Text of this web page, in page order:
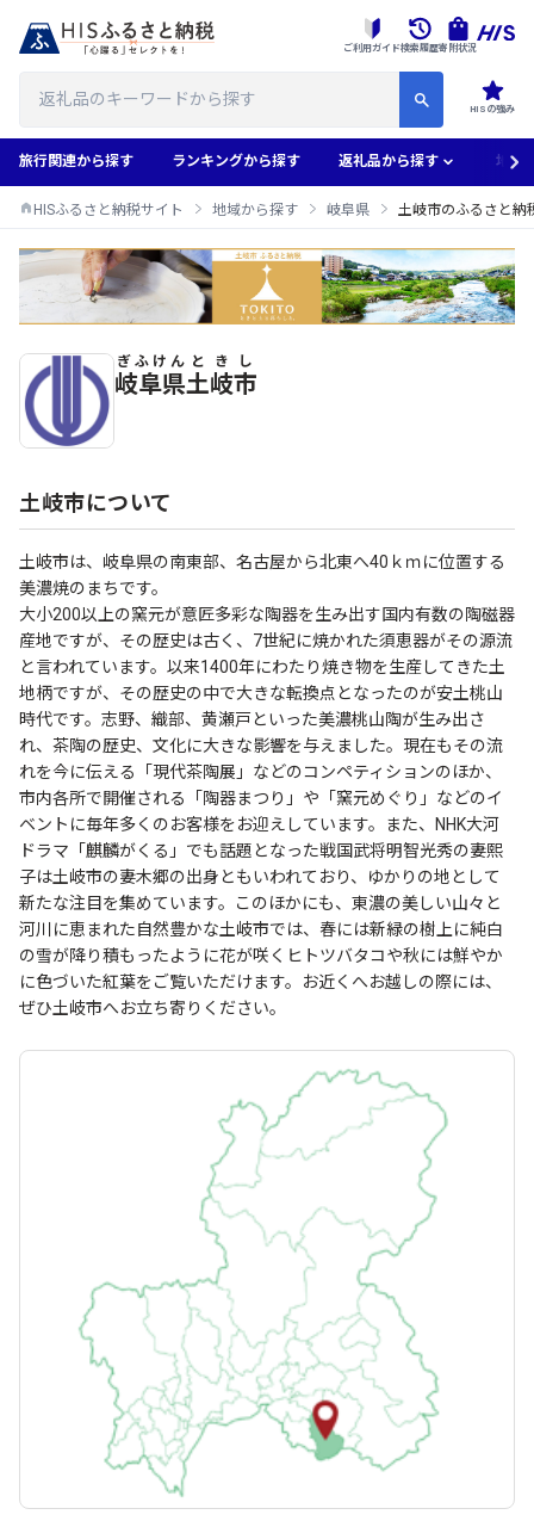
HISの強み
ご利用ガイド検索履歴寄附状況
旅行関連から探す ランキングから探す 返礼品から探す 地域
HISふるさと納税サイト 地域から探す 岐阜県 土岐市のふるさと納
土岐市のふるさと納税返礼品一覧
岐阜県
ぎふけん
土岐市
ときし
土岐市について
土岐市は、岐阜県の南東部、名古屋から北東へ40ｋｍに位置する
美濃焼のまちです。
大小200以上の窯元が意匠多彩な陶器を生み出す国内有数の陶磁器
産地ですが、その歴史は古く、7世紀に焼かれた須恵器がその源流
と言われています。以来1400年にわたり焼き物を生産してきた土
地柄ですが、その歴史の中で大きな転換点となったのが安土桃山
時代です。志野、織部、黄瀬戸といった美濃桃山陶が生み出さ
れ、茶陶の歴史、文化に大きな影響を与えました。現在もその流
れを今に伝える「現代茶陶展」などのコンペティションのほか、
市内各所で開催される「陶器まつり」や「窯元めぐり」などのイ
ベントに毎年多くのお客様をお迎えしています。また、NHK大河
ドラマ「麒麟がくる」でも話題となった戦国武将明智光秀の妻熙
子は土岐市の妻木郷の出身ともいわれており、ゆかりの地として
新たな注目を集めています。このほかにも、東濃の美しい山々と
河川に恵まれた自然豊かな土岐市では、春には新緑の樹上に純白
の雪が降り積もったように花が咲くヒトツバタコや秋には鮮やか
に色づいた紅葉をご覧いただけます。お近くへお越しの際には、
ぜひ土岐市へお立ち寄りください。